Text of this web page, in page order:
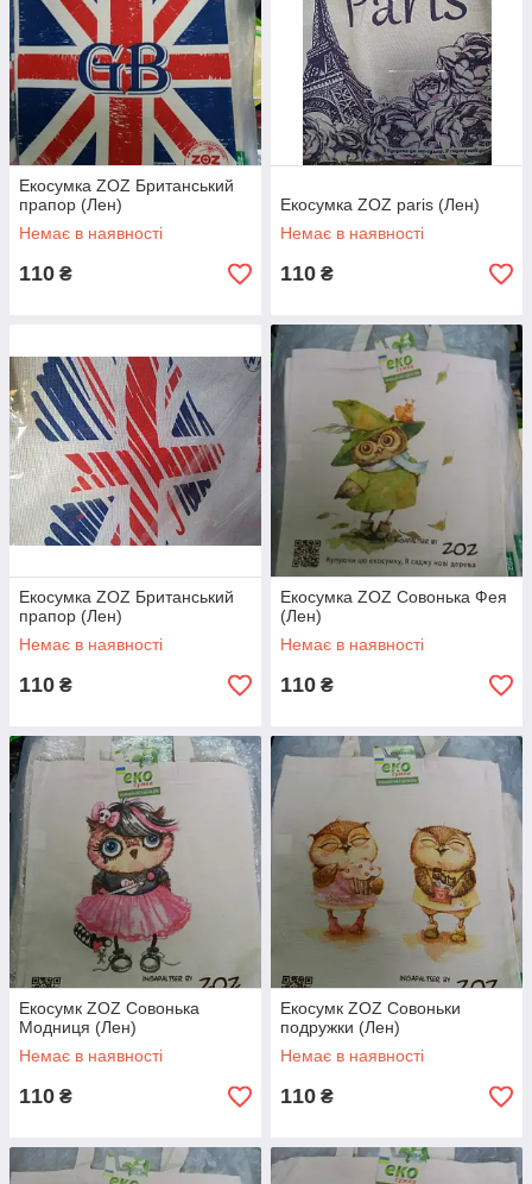
Екосумка ZOZ Британський
прапор (Лен)
Немає в наявності
110 ₴
Екосумка ZOZ paris (Лен)
Немає в наявності
110 ₴
Екосумка ZOZ Британський
прапор (Лен)
Немає в наявності
110 ₴
Екосумка ZOZ Совонька Фея
(Лен)
Немає в наявності
110 ₴
Екосумк ZOZ Совонька
Модниця (Лен)
Немає в наявності
110 ₴
Екосумк ZOZ Совоньки
подружки (Лен)
Немає в наявності
110 ₴